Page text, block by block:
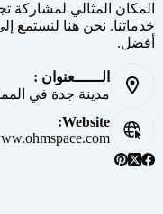
المكان المثالي لمشاركة
خدماتنا. نحن هنا لنستمع
أفضل.
الــــــعنوان :
مدينة جدة في
Website: